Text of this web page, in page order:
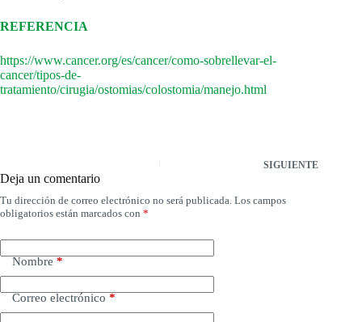
REFERENCIA
https://www.cancer.org/es/cancer/como-sobrellevar-el-
cancer/tipos-de-
tratamiento/cirugia/ostomias/colostomia/manejo.html
SIGUIENTE
Deja un comentario
Tu dirección de correo electrónico no será publicada. Los campos
obligatorios están marcados con *
Nombre *
Correo electrónico *